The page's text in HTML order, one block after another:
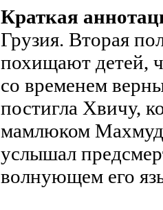
Краткая
Грузия. Вторая
похищают детей,
со временем
постигла Хвичу,
мамлюком
услышал
волнующем его